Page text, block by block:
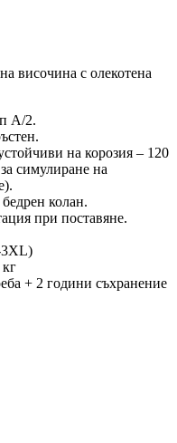
височина с олекотена
А/2.
на корозия – 120
симулиране на
колан.
при поставяне.
3XL)
+ 2 години съхранение